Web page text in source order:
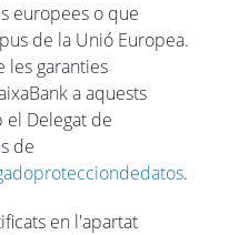
europees o que
de la Unió Europea.
les garanties
a aquests
el Delegat de
de
.
en l'apartat